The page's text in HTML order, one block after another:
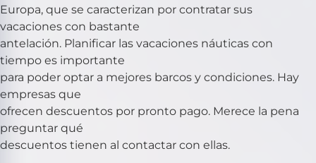
Europa, que se caracterizan por contratar sus
vacaciones con bastante
antelación. Planificar las vacaciones náuticas con
tiempo es importante
para poder optar a mejores barcos y condiciones. Hay
empresas que
ofrecen descuentos por pronto pago. Merece la pena
preguntar qué
descuentos tienen al contactar con ellas.